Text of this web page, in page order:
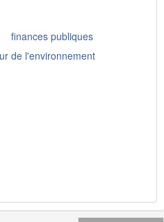
finances publiques
de l'environnement